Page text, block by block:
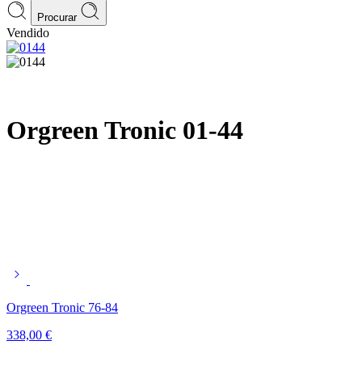
Procurar
Vendido
Orgreen Tronic 01-44
Orgreen Tronic 76-84
338,00 €